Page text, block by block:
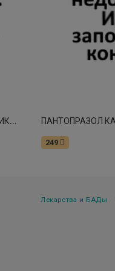
К
ОНТРОЛОК 40МГ. №14 ТАБ. П/О /НИКОМЕД/
249
Лекарства и БАДы